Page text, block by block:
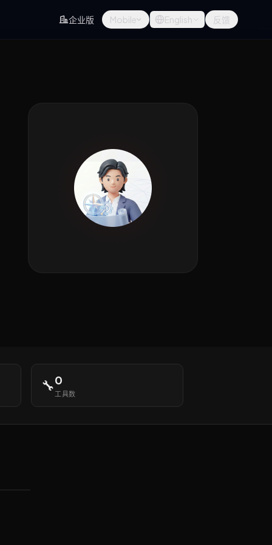
企业版 Mobile English 反馈
🔧0
工具数